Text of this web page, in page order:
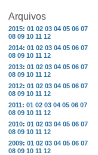
Arquivos
2015: 01 02 03 04 05 06 07
08 09 10 11 12
2014: 01 02 03 04 05 06 07
08 09 10 11 12
2013: 01 02 03 04 05 06 07
08 09 10 11 12
2012: 01 02 03 04 05 06 07
08 09 10 11 12
2011: 01 02 03 04 05 06 07
08 09 10 11 12
2010: 01 02 03 04 05 06 07
08 09 10 11 12
2009: 01 02 03 04 05 06 07
08 09 10 11 12